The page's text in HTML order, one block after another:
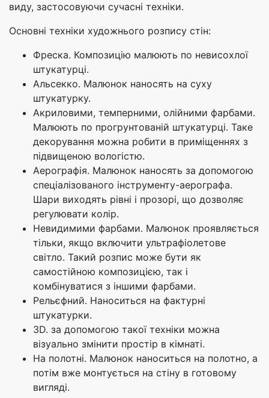
виду, застосовуючи сучасні техніки.
Основні техніки художнього розпису стін:
Фреска. Композицію малюють по невисохлої
штукатурці.
Альсекко. Малюнок наносять на суху
штукатурку.
Акриловими, темперними, олійними фарбами.
Малюють по прогрунтованій штукатурці. Таке
декорування можна робити в приміщеннях з
підвищеною вологістю.
Аерографія. Малюнок наносять за допомогою
спеціалізованого інструменту-аерографа.
Шари виходять рівні і прозорі, що дозволяє
регулювати колір.
Невидимими фарбами. Малюнок проявляється
тільки, якщо включити ультрафіолетове
світло. Такий розпис може бути як
самостійною композицією, так і
комбінуватися з іншими фарбами.
Рельєфний. Наноситься на фактурні
штукатурки.
3D. за допомогою такої техніки можна
візуально змінити простір в кімнаті.
На полотні. Малюнок наноситься на полотно, а
потім вже монтується на стіну в готовому
вигляді.